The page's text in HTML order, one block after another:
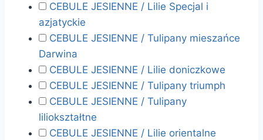
CEBULE JESIENNE / Lilie Specjal i
azjatyckie
CEBULE JESIENNE / Tulipany mieszańce
Darwina
CEBULE JESIENNE / Lilie doniczkowe
CEBULE JESIENNE / Tulipany triumph
CEBULE JESIENNE / Tulipany
liliokształtne
CEBULE JESIENNE / Lilie orientalne